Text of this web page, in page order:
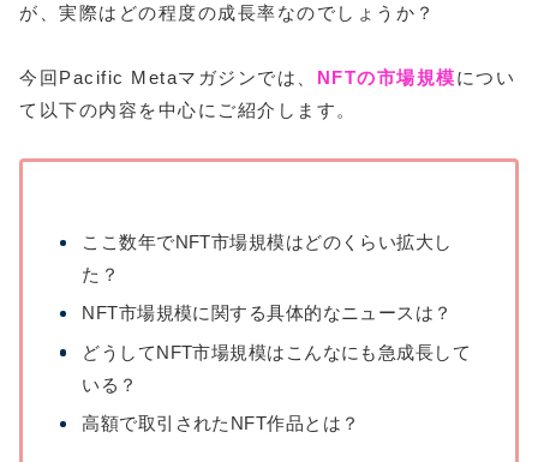
が、実際はどの程度の成長率なのでしょうか？
今回Pacific Metaマガジンでは、 NFTの市場規模につい
て以下の内容を中心にご紹介します。
ここ数年でNFT市場規模はどのくらい拡大し
た？
NFT市場規模に関する具体的なニュースは？
どうしてNFT市場規模はこんなにも急成長して
いる？
高額で取引されたNFT作品とは？